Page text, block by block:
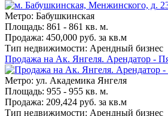
Метро: Бабушкинская
Площадь: 861 - 861 кв. м.
Продажа: 450,000 руб. за кв.м
Тип недвижимости: Арендный бизнес
Продажа на Ак. Янгеля. Арендатор -
Метро: ул. Академика Янгеля
Площадь: 955 - 955 кв. м.
Продажа: 209,424 руб. за кв.м
Тип недвижимости: Арендный бизнес